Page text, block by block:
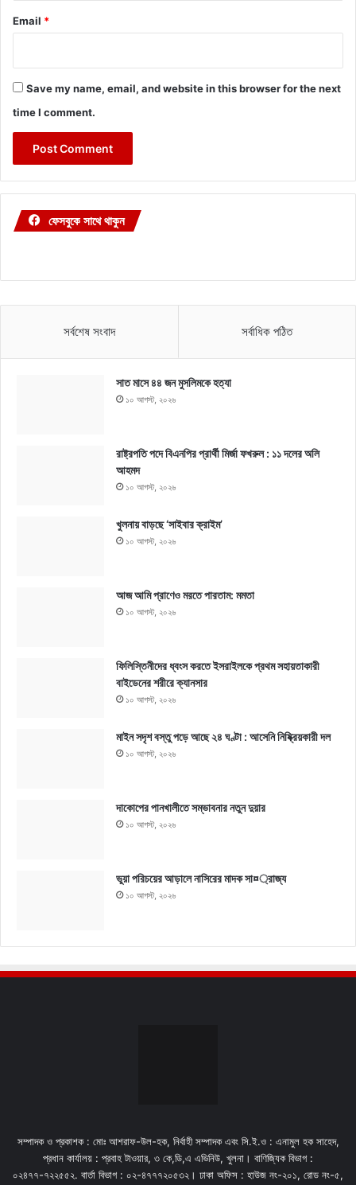
Email *
Save my name, email, and website in this browser for the next
time I comment.
ফেসবুকে সাথে থাকুন
সর্বশেষ সংবাদ সর্বাধিক পঠিত
সাত মাসে ৪৪ জন মুসলিমকে হত্যা
১০ আগস্ট, ২০২৬
রাষ্ট্রপতি পদে বিএনপির প্রার্থী মির্জা ফখরুল : ১১ দলের অলি
আহমদ
১০ আগস্ট, ২০২৬
খুলনায় বাড়ছে ‘সাইবার ক্রাইম’
১০ আগস্ট, ২০২৬
আজ আমি প্রাণেও মরতে পারতাম: মমতা
১০ আগস্ট, ২০২৬
ফিলিস্তিনীদের ধ্বংস করতে ইসরাইলকে প্রথম সহায়তাকারী
বাইডেনের শরীরে ক্যানসার
১০ আগস্ট, ২০২৬
মাইন সদৃশ বস্তু পড়ে আছে ২৪ ঘণ্টা : আসেনি নিষ্ক্রিয়কারী দল
১০ আগস্ট, ২০২৬
দাকোপের পানখালীতে সম্ভাবনার নতুন দুয়ার
১০ আগস্ট, ২০২৬
ভুয়া পরিচয়ের আড়ালে নাসিরের মাদক সা¤্রাজ্য
১০ আগস্ট, ২০২৬
সম্পাদক ও প্রকাশক : মোঃ আশরাফ-উল-হক, নির্বাহী সম্পাদক এবং সি.ই.ও : এনামুল হক সাহেদ,
প্রধান কার্যালয় : প্রবাহ টাওয়ার, ৩ কে,ডি,এ এভিনিউ, খুলনা। বাণিজ্যিক বিভাগ :
০২৪৭৭-৭২২৫৫২. বার্তা বিভাগ : ০২-৪৭৭৭২০৫৩২। ঢাকা অফিস : হাউজ নং-২০১, রোড নং-৫,